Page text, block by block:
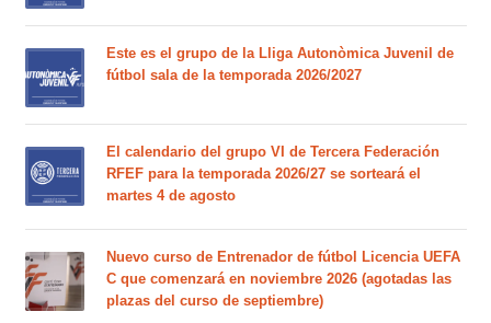
Este es el grupo de la Lliga Autonòmica Juvenil de
fútbol sala de la temporada 2026/2027
El calendario del grupo VI de Tercera Federación
RFEF para la temporada 2026/27 se sorteará el
martes 4 de agosto
Nuevo curso de Entrenador de fútbol Licencia UEFA
C que comenzará en noviembre 2026 (agotadas las
plazas del curso de septiembre)